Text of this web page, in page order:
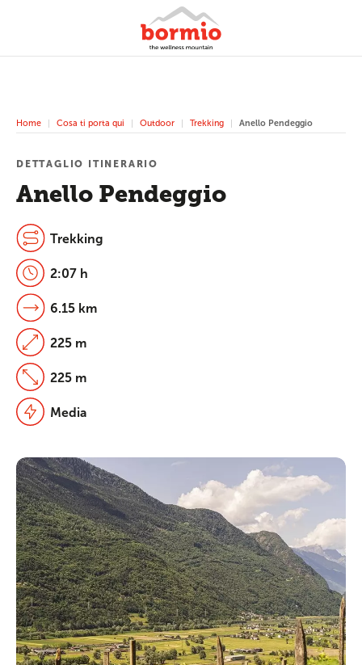
Home Cosa ti porta qui Outdoor Trekking Anello Pendeggio
Anello Pendeggio
DETTAGLIO ITINERARIO
Trekking
2:07 h
6.15 km
225 m
225 m
Media